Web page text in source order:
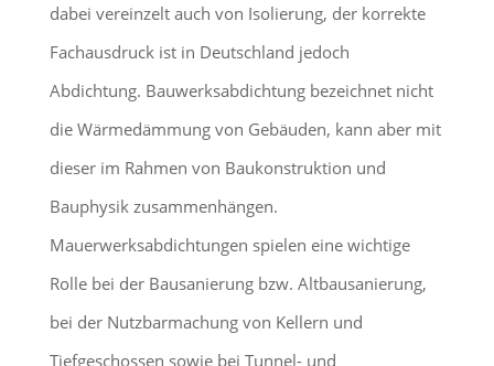
dabei vereinzelt auch von Isolierung, der korrekte
Fachausdruck ist in Deutschland jedoch
Abdichtung. Bauwerksabdichtung bezeichnet nicht
die Wärmedämmung von Gebäuden, kann aber mit
dieser im Rahmen von Baukonstruktion und
Bauphysik zusammenhängen.
Mauerwerksabdichtungen spielen eine wichtige
Rolle bei der Bausanierung bzw. Altbausanierung,
bei der Nutzbarmachung von Kellern und
Tiefgeschossen sowie bei Tunnel- und